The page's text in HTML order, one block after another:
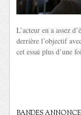
L’acteur en a assez
derrière l’objectif
cet essai plus d’une